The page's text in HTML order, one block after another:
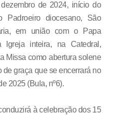
de 2024, início do
Padroeiro diocesano, São
em união com o Papa
Igreja inteira, na Catedral,
Missa como abertura solene
de graça que se encerrará no
2025 (Bula, nº6).
à celebração dos 15